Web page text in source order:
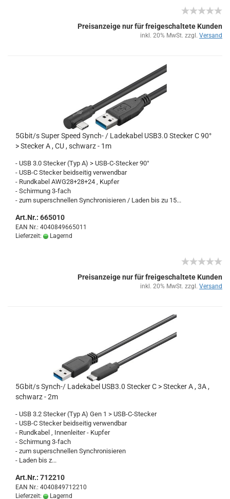
Preisanzeige nur für freigeschaltete Kunden
inkl. 20% MwSt. zzgl. Versand
5Gbit/s Super Speed Synch-​​ / La­de­ka­bel USB3.0 Ste­cker C 90°
> Ste­cker A , CU , schwarz - 1m
- USB 3.0 Ste­cker (Typ A) > USB-​C-Stecker 90°
- USB-C Ste­cker beid­sei­tig ver­wend­bar
- Rund­ka­bel AWG28+28+24 , Kup­fer
- Schir­mung 3-​fach
- zum su­per­schnel­len Syn­chro­ni­sie­ren / Laden bis zu 15...
Art.Nr.: 665010
EAN Nr.: 4040849665011
Lieferzeit:
Lagernd
Preisanzeige nur für freigeschaltete Kunden
inkl. 20% MwSt. zzgl. Versand
5Gbit/s Synch-​​/ La­de­ka­bel USB3.0 Ste­cker C > Ste­cker A , 3A ,
schwarz - 2m
- USB 3.2 Ste­cker (Typ A) Gen 1 > USB-​C-Stecker
- USB-C Ste­cker beid­sei­tig ver­wend­bar
- Rund­ka­bel , In­nen­lei­ter - Kup­fer
- Schir­mung 3-​fach
- zum su­per­schnel­len Syn­chro­ni­sie­ren
- Laden bis z...
Art.Nr.: 712210
EAN Nr.: 4040849712210
Lieferzeit:
Lagernd